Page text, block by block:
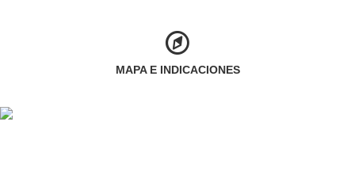
MAPA E INDICACIONES